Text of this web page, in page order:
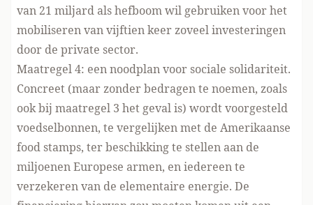
van 21 miljard als hefboom wil gebruiken voor het
mobiliseren van vijftien keer zoveel investeringen
door de private sector.
Maatregel 4: een noodplan voor sociale solidariteit.
Concreet (maar zonder bedragen te noemen, zoals
ook bij maatregel 3 het geval is) wordt voorgesteld
voedselbonnen, te vergelijken met de Amerikaanse
food stamps, ter beschikking te stellen aan de
miljoenen Europese armen, en iedereen te
verzekeren van de elementaire energie. De